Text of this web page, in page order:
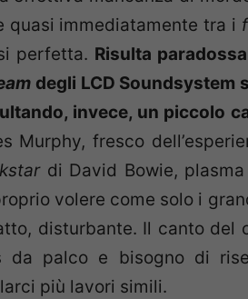
quasi immediatamente tra i
perfetta. Risulta
degli LCD Soundsystem
invece, un piccolo
Murphy, fresco
di David Bowie,
volere come solo i
disturbante. Il canto del
palco e bisogno di
più lavori simili.